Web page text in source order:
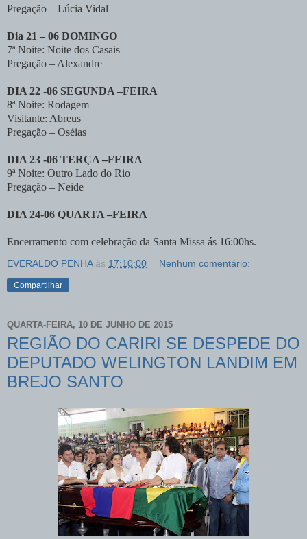
Pregação – Lúcia Vidal
Dia 21 – 06 DOMINGO
7ª Noite: Noite dos Casais
Pregação – Alexandre
DIA 22 -06 SEGUNDA –FEIRA
8ª Noite: Rodagem
Visitante: Abreus
Pregação – Oséias
DIA 23 -06 TERÇA –FEIRA
9ª Noite: Outro Lado do Rio
Pregação – Neide
DIA 24-06 QUARTA –FEIRA
Encerramento com celebração da Santa Missa ás 16:00hs.
EVERALDO PENHA às 17:10:00 Nenhum comentário:
Compartilhar
QUARTA-FEIRA, 10 DE JUNHO DE 2015
REGIÃO DO CARIRI SE DESPEDE DO
DEPUTADO WELINGTON LANDIM EM
BREJO SANTO